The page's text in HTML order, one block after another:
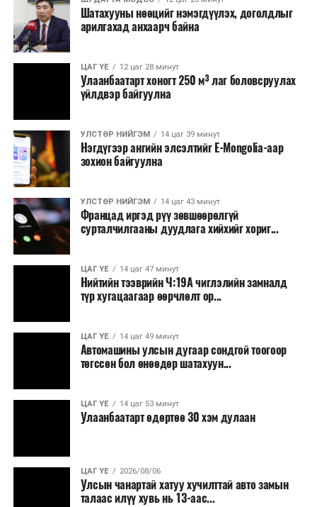
тушаалтны томилолтоос бусад гадаад
томилолт, гадаадын зочин хүлээн авах зардал;
Зайлшгүй шаардлагагүй тоног төхөөрөмж,
тавилга, автомашин худалдан авах;
Батлан хамгаалах, хууль зүйн салбараас бусад
Хуулиар заавал мэдээлэхээс бусад кино,
контент, хэвлэлийн зардал;
Заавал олгохоос бусад тэтгэмж, урамшуулал.
Санхүүгийн хэмнэлтийн горимыг 2026 оны
арванхоёрдугаар сарын 31 хүртэл мөрдөнө. Харин
эрүүл мэндийн салбар уг хэмнэлтийн горимд
хамрагдахгүй бөгөөд цэцэрлэг, сургуулийн хүүхдийн
эрт илрүүлэг, вакцинжуулалт, томуу, томуу төст
өвчний эсрэг арга хэмжээ зэрэг зайлшгүй
үргэлжилнэ гэж Ерөнхий сайд Н.Учрал онцоллоо.
Мөн бүх шатны төсвийн ерөнхийлөн захирагч нарт
салбар бүрдээ урсгал зардлыг 20 хувиар бууруулах,
нөхөн томилгоо хийхгүй байх, аялал, амралт, зугаалга,
хамт олны урлаг, спортын арга хэмжээг зохион
байгуулахгүй байх, төрийн албанд шинэ орон тоо бий
сургалтыг цахим хэлбэрт шилжүүлэх, төрийн албан
хаагчдыг зарим өдрүүдэд цахимаар ажиллуулах арга
хэмжээг үргэлжлүүлэхийг үүрэг болголоо.
Шатахууны нөөцийг нэмэгдүүлэх, доголдлыг
арилгахад анхаарч байна
ЦАГ ҮЕ 12 цаг 28 минут
Улаанбаатарт хоногт 250 м³ лаг боловсруулах
үйлдвэр байгуулна
УЛСТӨР НИЙГЭМ 14 цаг 39 минут
Нэгдүгээр ангийн элсэлтийг E-Mongolia-аар
зохион байгуулна
УЛСТӨР НИЙГЭМ 14 цаг 43 минут
Францад иргэд рүү зөвшөөрөлгүй
сурталчилгааны дуудлага хийхийг хориг...
ЦАГ ҮЕ 14 цаг 47 минут
Нийтийн тээврийн Ч:19А чиглэлийн замналд
түр хугацаагаар өөрчлөлт ор...
ЦАГ ҮЕ 14 цаг 49 минут
Автомашины улсын дугаар сондгой тоогоор
төгссөн бол өнөөдөр шатахуун...
ЦАГ ҮЕ 14 цаг 53 минут
Улаанбаатарт өдөртөө 30 хэм дулаан
ЦАГ ҮЕ 2026/08/06
Улсын чанартай хатуу хучилттай авто замын
талаас илүү хувь нь 13-аас...